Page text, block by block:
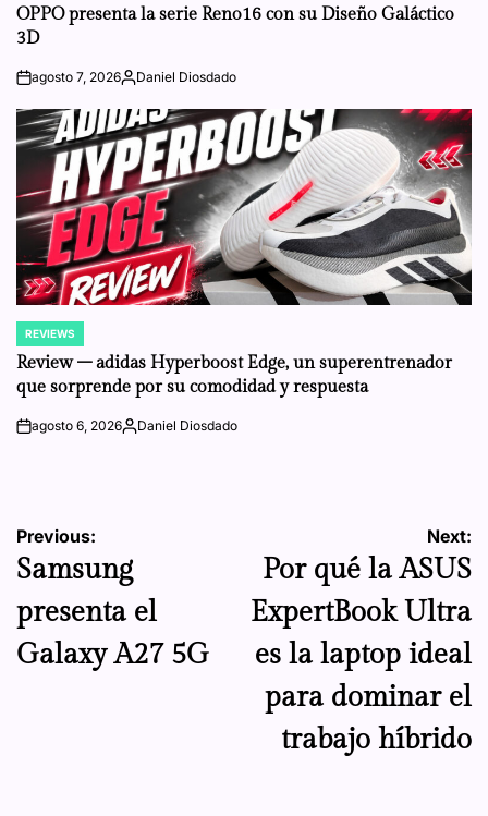
IN
OPPO presenta la serie Reno16 con su Diseño Galáctico
3D
onagosto 7, 2026Posted
Daniel Diosdado
POSTED
IN
REVIEWS
Review – adidas Hyperboost Edge, un superentrenador
que sorprende por su comodidad y respuesta
onagosto 6, 2026Posted
Daniel Diosdado
Navegación
de
entradas
Previous:
Samsung
presenta el
Galaxy A27 5G
Next:
Por qué la ASUS
ExpertBook Ultra
es la laptop ideal
para dominar el
trabajo híbrido